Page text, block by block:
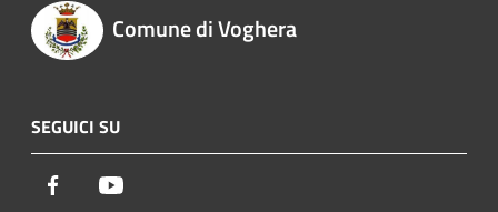
Comune di Voghera
SEGUICI SU
Facebook